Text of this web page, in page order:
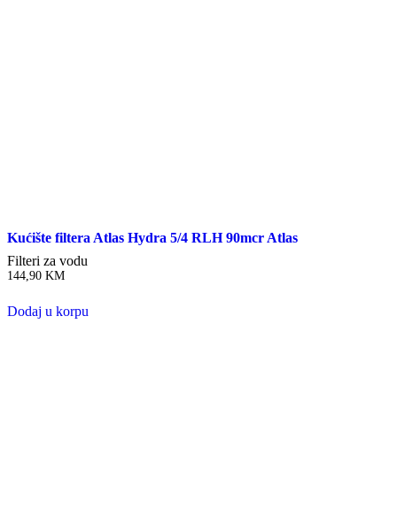
Kućište filtera Atlas Hydra 5/4 RLH 90mcr Atlas
Filteri za vodu
144,90 KM
Dodaj u korpu